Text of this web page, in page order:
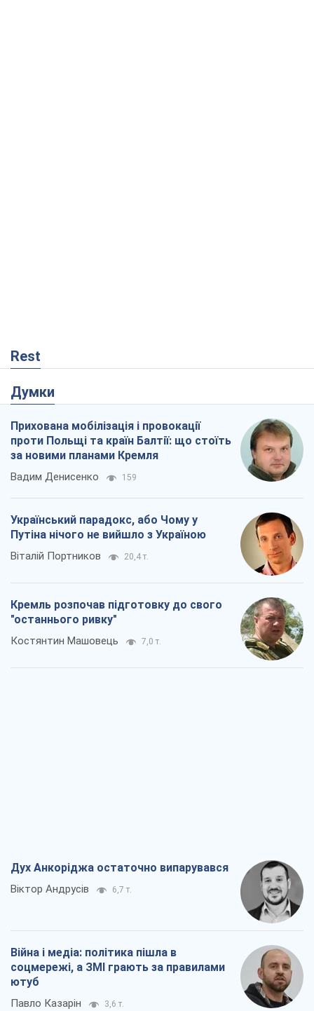
Rest
Думки
Прихована мобілізація і провокації
проти Польщі та країн Балтії: що стоїть
за новими планами Кремля
Вадим Денисенко 159
Український парадокс, або Чому у
Путіна нічого не вийшло з Україною
Віталій Портников 20,4 т.
Кремль розпочав підготовку до свого
"останнього ривку"
Костянтин Машовець 7,0 т.
Дух Анкоріджа остаточно випарувався
Віктор Андрусів 6,7 т.
Війна і медіа: політика пішла в
соцмережі, а ЗМІ грають за правилами
ютуб
Павло Казарін 3,6 т.